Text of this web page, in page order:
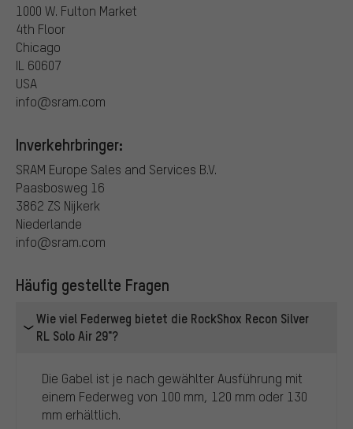
1000 W. Fulton Market
4th Floor
Chicago
IL 60607
USA
info@sram.com
Inverkehrbringer:
SRAM Europe Sales and Services B.V.
Paasbosweg 16
3862 ZS Nijkerk
Niederlande
info@sram.com
Häufig gestellte Fragen
Wie viel Federweg bietet die RockShox Recon Silver
RL Solo Air 29"?
Die Gabel ist je nach gewählter Ausführung mit
einem Federweg von 100 mm, 120 mm oder 130
mm erhältlich.